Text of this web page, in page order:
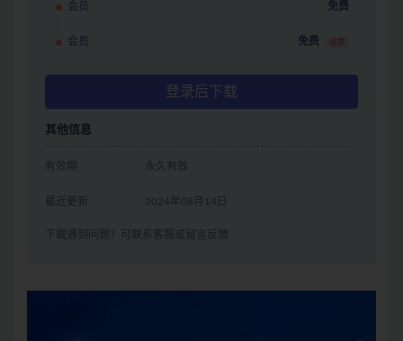
会员 免费
会员 免费 推荐
登录后下载
其他信息
有效期 永久有效
最近更新 2024年08月14日
下载遇到问题？可联系客服或留言反馈